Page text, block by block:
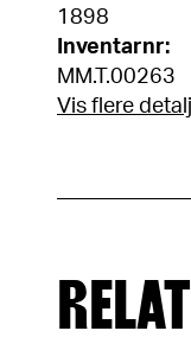
1898
Inventarnr:
MM.T.00263
Vis flere